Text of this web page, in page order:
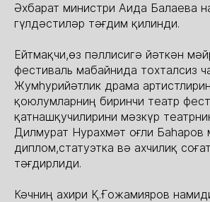
Әхбарат министри Аида Балаева
гүлдәстиләр тәғдим қилинди.
Ейтмақчи,өз пәллисигә йәткән
фестиваль мабайнида тохталсиз
Жумһурийәтлик драма
қоюлумларниң биринчи театр
қатнашқучилирини мәзкүр
Дилмурат Нурахмәт оғли Баһаров
диплом,статуэтка вә ахчилиқ
тәғдирлиди.
Кәчниң ахири Қ.Ғожамияров